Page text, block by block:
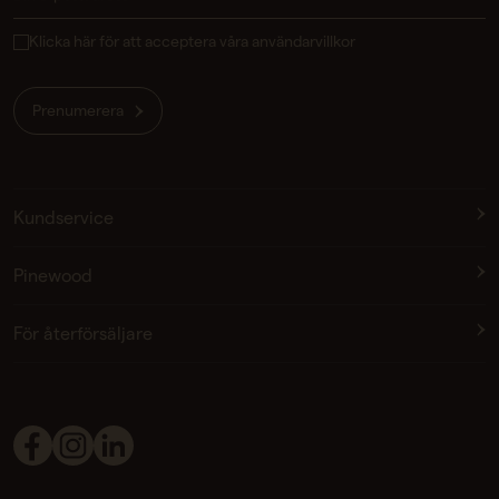
Klicka här för att acceptera våra användarvillkor
Prenumerera
Kundservice
Pinewood
För återförsäljare